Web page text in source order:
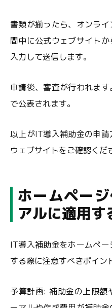
書類が揃ったら、オンラ
間中に公式ウェブサイト
入力して送信します。
申請後、審査が行われま
で公表されます。
以上がIT導入補助金の申
ウェブサイトをご確認くだ
ホームペー
アルに適用す
IT導入補助金をホームペ
する際に注意すべきポイン
予算計画: 補助金の上限額